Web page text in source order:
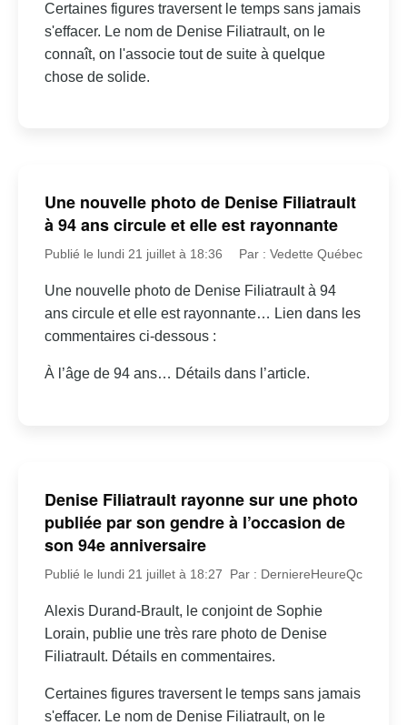
Certaines figures traversent le temps sans jamais
s'effacer. Le nom de Denise Filiatrault, on le
connaît, on l'associe tout de suite à quelque
chose de solide.
Une nouvelle photo de Denise Filiatrault
à 94 ans circule et elle est rayonnante
Publié le lundi 21 juillet à 18:36 Par : Vedette Québec
Une nouvelle photo de Denise Filiatrault à 94
ans circule et elle est rayonnante… Lien dans les
commentaires ci-dessous :
À l’âge de 94 ans… Détails dans l’article.
Denise Filiatrault rayonne sur une photo
publiée par son gendre à l’occasion de
son 94e anniversaire
Publié le lundi 21 juillet à 18:27 Par : DerniereHeureQc
Alexis Durand-Brault, le conjoint de Sophie
Lorain, publie une très rare photo de Denise
Filiatrault. Détails en commentaires.
Certaines figures traversent le temps sans jamais
s'effacer. Le nom de Denise Filiatrault, on le